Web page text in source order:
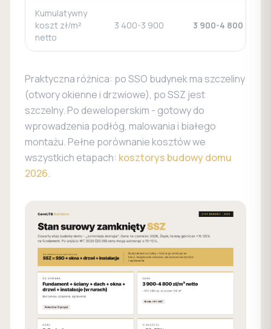
Kumulatywny
koszt zł/m²
netto
3 400-3 900 3 900-4 800
Praktyczna różnica: po SSO budynek ma szczeliny
(otwory okienne i drzwiowe), po SSZ jest
szczelny. Po deweloperskim - gotowy do
wprowadzenia podłóg, malowania i białego
montażu. Pełne porównanie kosztów we
wszystkich etapach: kosztorys budowy domu
2026.